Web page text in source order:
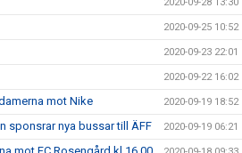
2020-09-28 13:30
2020-09-25 10:52
2020-09-23 22:01
2020-09-22 16:02
mot Nike 2020-09-19 18:52
sponsrar nya bussar till ÄFF 2020-09-19 06:21